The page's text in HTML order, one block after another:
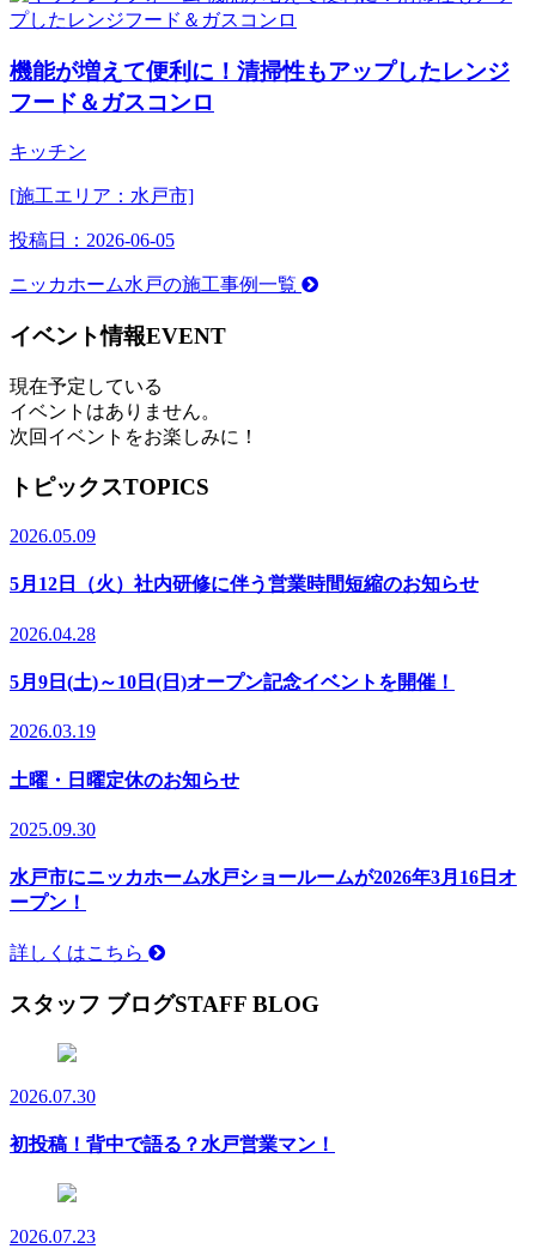
機能が増えて便利に！清掃性もアップしたレンジ
フード＆ガスコンロ
キッチン
[施工エリア：水戸市]
投稿日： 2026-06-05
ニッカホーム水戸の施工事例一覧
イベント情報EVENT
現在予定している
イベントはありません。
次回イベントをお楽しみに！
トピックスTOPICS
2026.05.09
5月12日（火）社内研修に伴う営業時間短縮のお知らせ
2026.04.28
5月9日(土)～10日(日)オープン記念イベントを開催！
2026.03.19
土曜・日曜定休のお知らせ
2025.09.30
水戸市にニッカホーム水戸ショールームが2026年3月16日オ
ープン！
詳しくはこちら
スタッフ ブログSTAFF BLOG
2026.07.30
初投稿！背中で語る？水戸営業マン！
2026.07.23